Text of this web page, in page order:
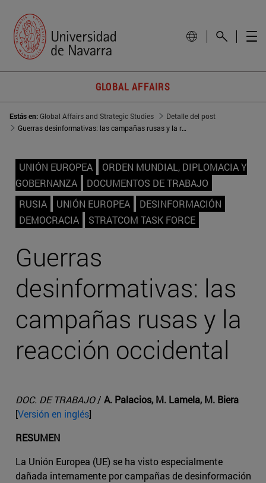
GLOBAL AFFAIRS
Estás en:Global Affairs and Strategic Studies
Detalle del post
Guerras desinformativas: las campañas rusas y la reacción occidental
UNIÓN EUROPEA
ORDEN MUNDIAL, DIPLOMACIA Y
GOBERNANZA
DOCUMENTOS DE TRABAJO
RUSIA
UNIÓN EUROPEA
DESINFORMACIÓN
DEMOCRACIA
STRATCOM TASK FORCE
Guerras
desinformativas: las
campañas rusas y la
reacción occidental
DOC. DE TRABAJO/ A. Palacios, M. Lamela, M. Biera
[Versión en inglés]
RESUMEN
La Unión Europea (UE) se ha visto especialmente
dañada internamente por campañas de desinformación